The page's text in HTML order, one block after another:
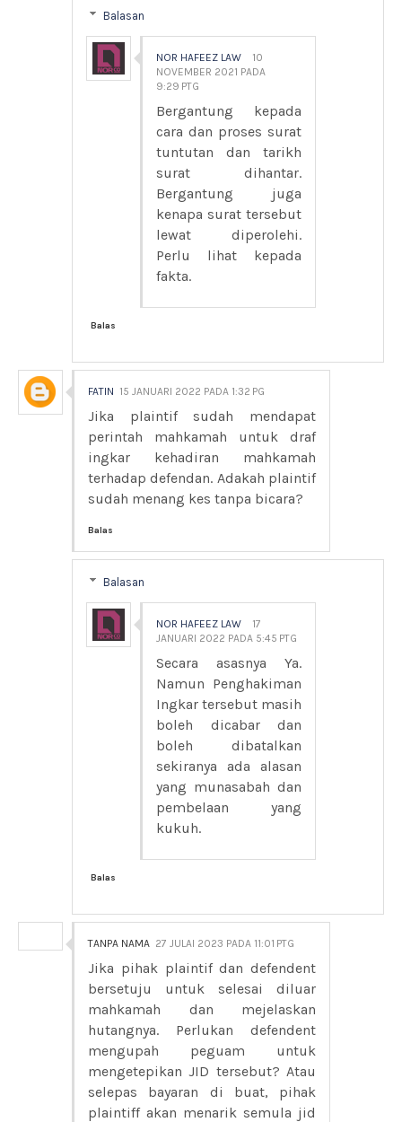
Balasan
NOR HAFEEZ LAW
10
NOVEMBER 2021 PADA
9:29 PTG
Bergantung kepada
cara dan proses surat
tuntutan dan tarikh
surat dihantar.
Bergantung juga
kenapa surat tersebut
lewat diperolehi.
Perlu lihat kepada
fakta.
Balas
FATIN 15 JANUARI 2022 PADA 1:32 PG
Jika plaintif sudah mendapat
perintah mahkamah untuk draf
ingkar kehadiran mahkamah
terhadap defendan. Adakah plaintif
sudah menang kes tanpa bicara?
Balas
Balasan
NOR HAFEEZ LAW
17
JANUARI 2022 PADA 5:45 PTG
Secara asasnya Ya.
Namun Penghakiman
Ingkar tersebut masih
boleh dicabar dan
boleh dibatalkan
sekiranya ada alasan
yang munasabah dan
pembelaan yang
kukuh.
Balas
TANPA NAMA 27 JULAI 2023 PADA 11:01 PTG
Jika pihak plaintif dan defendent
bersetuju untuk selesai diluar
mahkamah dan mejelaskan
hutangnya. Perlukan defendent
mengupah peguam untuk
mengetepikan JID tersebut? Atau
selepas bayaran di buat, pihak
plaintiff akan menarik semula jid